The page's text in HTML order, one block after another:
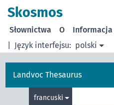
Skosmos
Język interfejsu: polski
Słownictwa O Informacja
Landvoc Thesaurus
francuski